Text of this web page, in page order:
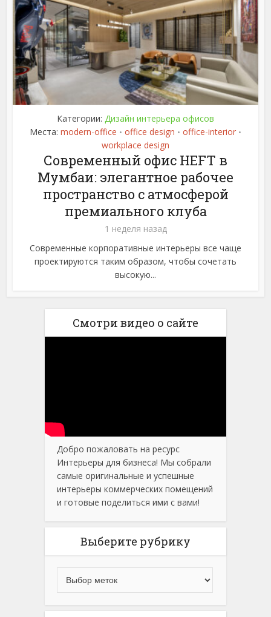
Категории: Дизайн интерьера офисов
Места: modern-office • office design • office-interior •
workplace design
Современный офис HEFT в
Мумбаи: элегантное рабочее
пространство с атмосферой
премиального клуба
1 неделя назад
Современные корпоративные интерьеры все чаще
проектируются таким образом, чтобы сочетать
высокую...
Смотри видео о сайте
Добро пожаловать на ресурс
Интерьеры для бизнеса! Мы собрали
самые оригинальные и успешные
интерьеры коммерческих помещений
и готовые поделиться ими с вами!
Выберите рубрику